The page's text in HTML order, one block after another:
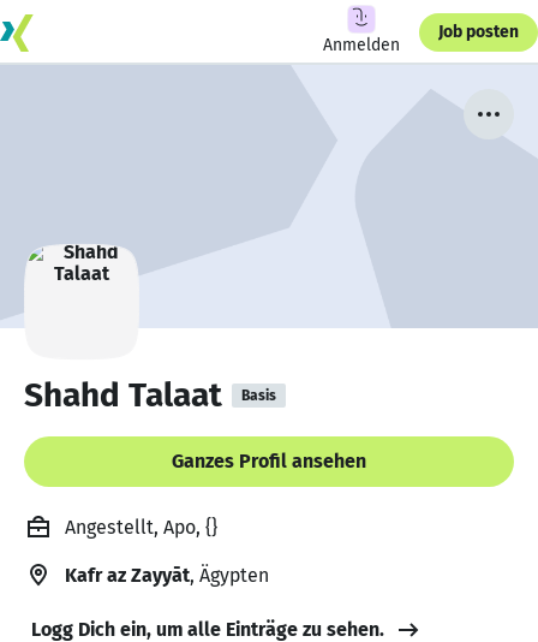
Anmelden
Job posten
Shahd Talaat Basis
Ganzes Profil ansehen
Angestellt, Apo, {}
Kafr az Zayyāt, Ägypten
Logg Dich ein, um alle Einträge zu sehen.